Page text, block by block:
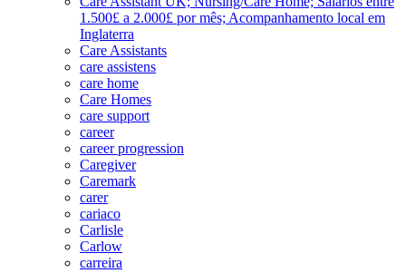
1.500£ a 2.000£ por mês; Acompanhamento local em
Inglaterra
Care Assistants
care assistens
care home
Care Homes
care support
career
career progression
Caregiver
Caremark
carer
cariaco
Carlisle
Carlow
carreira